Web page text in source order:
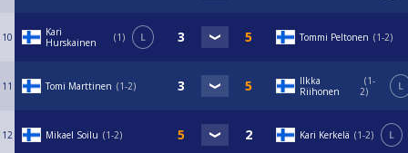
palkintopottiin:
1. 50%
Aikataulussa pysymisen takia myöhästymisiä ei sallita, joten 5min 1 erä, 10
vessatauko sallittu.
10
Kari
Hurskainen
1 L Tommi Peltonen 1-2
11 Tomi Marttinen 1-2
Ilkka
Riihonen
1-
2
L
12 Mikael Soilu 1-2 Kari Kerkelä 1-2 L